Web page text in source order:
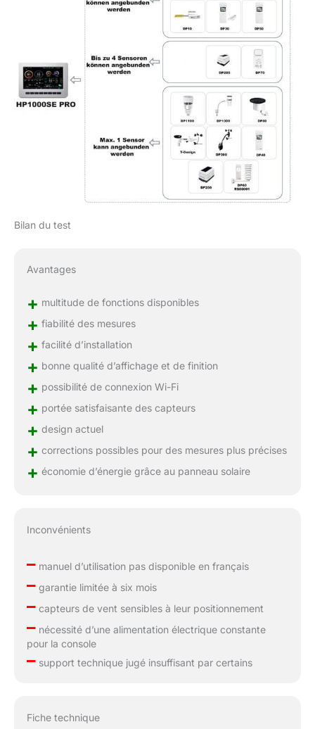
Bilan du test
Avantages
+ multitude de fonctions disponibles
+ fiabilité des mesures
+ facilité d’installation
+ bonne qualité d’affichage et de finition
+ possibilité de connexion Wi-Fi
+ portée satisfaisante des capteurs
+ design actuel
+ corrections possibles pour des mesures plus précises
+ économie d’énergie grâce au panneau solaire
Inconvénients
–manuel d’utilisation pas disponible en français
–garantie limitée à six mois
–capteurs de vent sensibles à leur positionnement
–nécessité d’une alimentation électrique constante
pour la console
–support technique jugé insuffisant par certains
Fiche technique